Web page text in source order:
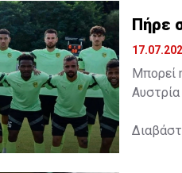
Πήρε
Μπορεί